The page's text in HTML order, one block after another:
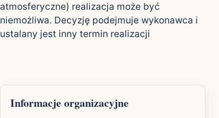
atmosferyczne) realizacja może być
niemożliwa. Decyzję podejmuje wykonawca i
ustalany jest inny termin realizacji
Informacje organizacyjne